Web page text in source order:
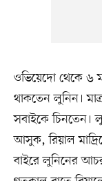
ওভিয়েদো থেকে ৬
থাকতেন লুনিন।
সবাইকে চিনতেন।
আসুক, রিয়াল
বাইরে লুনিনের